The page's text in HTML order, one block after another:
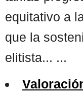
equitativo a
que la
elitista... ...